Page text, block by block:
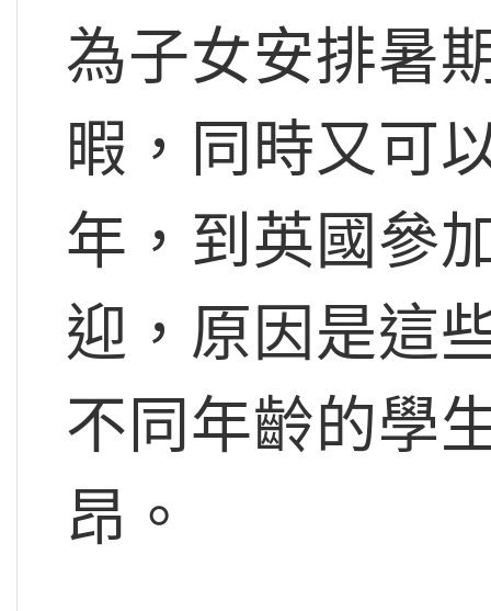
為子女安排暑
暇，同時又可
年，到英國參
迎，原因是這
不同年齡的學
昂。